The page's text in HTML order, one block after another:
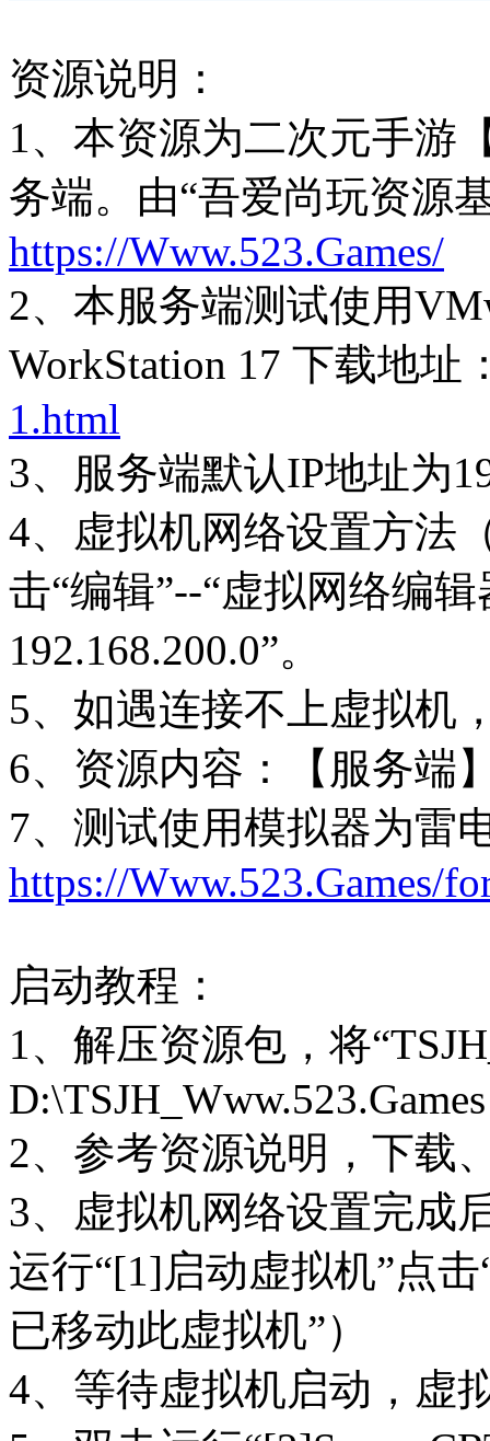
资源说明：
1、本资源为二次元手游
务端。由“吾爱尚玩资源
https://Www.523.Games/
2、本服务端测试使用
WorkStation 17 下载地址
1.html
3、服务端默认IP地址为
4、虚拟机网络设置方法
击“编辑”--“虚拟网络编
192.168.200.0”。
5、如遇连接不上虚拟机
6、资源内容：【服务端
7、测试使用模拟器为雷
https://Www.523.Games/
启动教程：
1、解压资源包，将
D:\TSJH_Www.523.Games
2、参考资源说明，下载
3、虚拟机网络设置完成
运行“[1]启动虚拟机”点
已移动此虚拟机”）
4、等待虚拟机启动，虚